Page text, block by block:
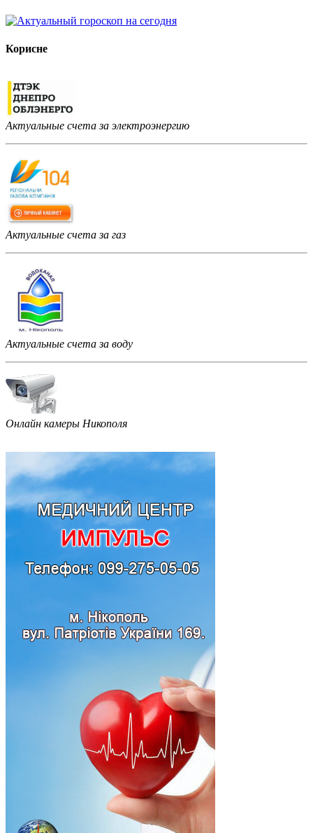
Корисне
Актуальные счета за электроэнергию
Актуальные счета за газ
Актуальные счета за воду
Онлайн камеры Никополя